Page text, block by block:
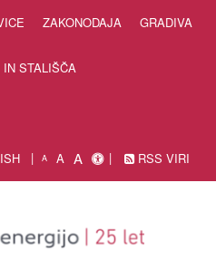
ZAKONODAJA GRADIVA
IN STALIŠČA
A A A RSS VIRI